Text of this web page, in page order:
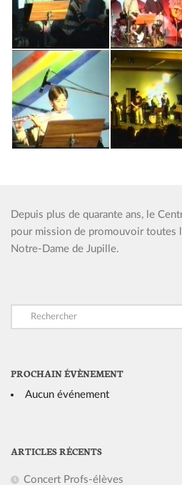
Depuis plus de quarante ans, le
pour mission de promouvoir toutes
Notre-Dame de Jupille.
PROCHAIN ÉVÈNEMENT
Aucun événement
ARTICLES RÉCENTS
Concert Profs-élèves